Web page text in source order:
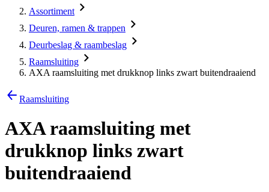
Assortiment
Deuren, ramen & trappen
Deurbeslag & raambeslag
Raamsluiting
AXA raamsluiting met drukknop links zwart buitendraaiend
Raamsluiting
AXA raamsluiting met
drukknop links zwart
buitendraaiend